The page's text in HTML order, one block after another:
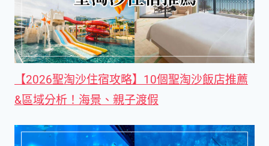
【2026聖淘沙住宿攻略】10個聖淘沙飯店推薦
&區域分析！海景、親子渡假